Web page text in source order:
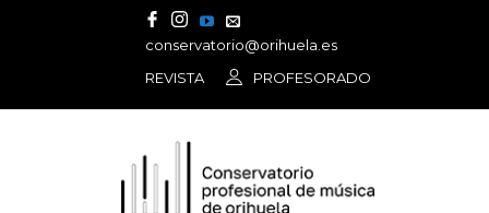
conservatorio@orihuela.es
PROFESORADO
REVISTA